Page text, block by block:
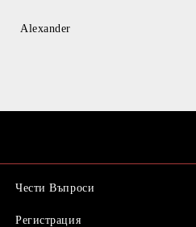
Alexander
Чести Въпроси
Регистрация